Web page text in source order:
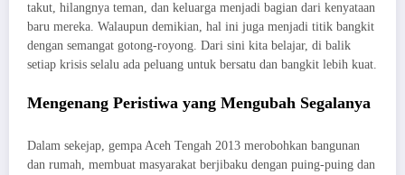
takut, hilangnya teman, dan keluarga menjadi bagian dari kenyataan
baru mereka. Walaupun demikian, hal ini juga menjadi titik bangkit
dengan semangat gotong-royong. Dari sini kita belajar, di balik
setiap krisis selalu ada peluang untuk bersatu dan bangkit lebih kuat.
Mengenang Peristiwa yang Mengubah Segalanya
Dalam sekejap, gempa Aceh Tengah 2013 merobohkan bangunan
dan rumah, membuat masyarakat berjibaku dengan puing-puing dan